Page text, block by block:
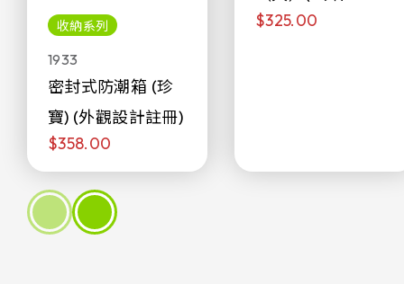
收納系列
1933
密封式防潮箱 (珍
寶) (外觀設計註冊)
$358.00
侖)
$325.00